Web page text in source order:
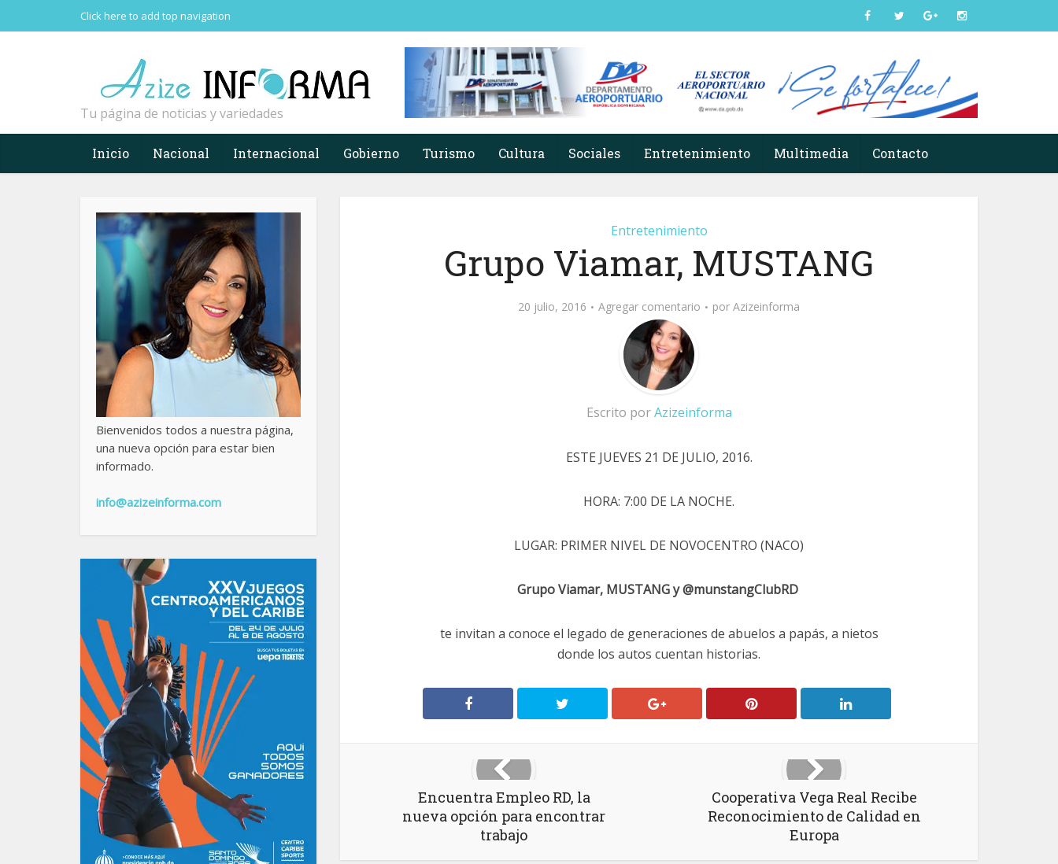
Click here to add top navigation
Tu página de noticias y variedades
Inicio Nacional Internacional Gobierno Turismo Cultura Sociales Entretenimiento Multimedia Contacto
Bienvenidos todos a nuestra página,
una nueva opción para estar bien
informado.
info@azizeinforma.com
Entretenimiento
Grupo Viamar, MUSTANG
20 julio, 2016 Agregar comentario por Azizeinforma
Escrito porAzizeinforma
ESTE JUEVES 21 DE JULIO, 2016.
HORA: 7:00 DE LA NOCHE.
LUGAR: PRIMER NIVEL DE NOVOCENTRO (NACO)
Grupo Viamar, MUSTANG y @munstangClubRD
te invitan a conoce el legado de generaciones de abuelos a papás, a nietos
donde los autos cuentan historias.
Encuentra Empleo RD, la
nueva opción para encontrar
trabajo
Cooperativa Vega Real Recibe
Reconocimiento de Calidad en
Europa